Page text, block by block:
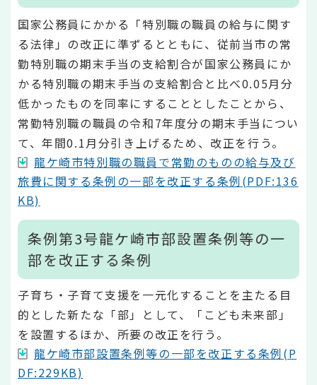
国家公務員にかかる「特別職の職員の給与に関す
る法律」の改正に準ずるとともに、従前当市の常
勤特別職の期末手当の支給割合が国家公務員にか
かる特別職の期末手当の支給割合と比べ0.05月分
低かったものを同率にすることとしたことから、
常勤特別職の職員の令和7年度分の期末手当につい
て、年間0.1月分引き上げるため、改正を行う。
龍ケ崎市特別職の職員で常勤のものの給与及び
旅費に関する条例の一部を改正する条例(PDF:136
KB)
条例第3号龍ケ崎市部設置条例等の一
部を改正する条例
子育ち・子育て支援を一元化することを主たる目
的とした新たな「部」として、「こども未来部」
を設置するほか、所要の改正を行う。
龍ケ崎市部設置条例等の一部を改正する条例(P
DF:229KB)